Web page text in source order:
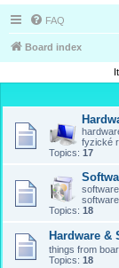
FAQ
Board index
fyzické
Topics: 17
Topics: 18
Hardware &
things from
Topics: 18